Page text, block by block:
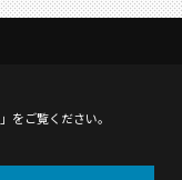
」をご覧ください。